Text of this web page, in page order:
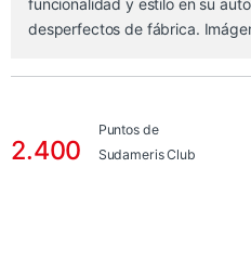
funcionalidad y estilo en su
desperfectos de fábrica.
2.400
Puntos de
Sudameris Club